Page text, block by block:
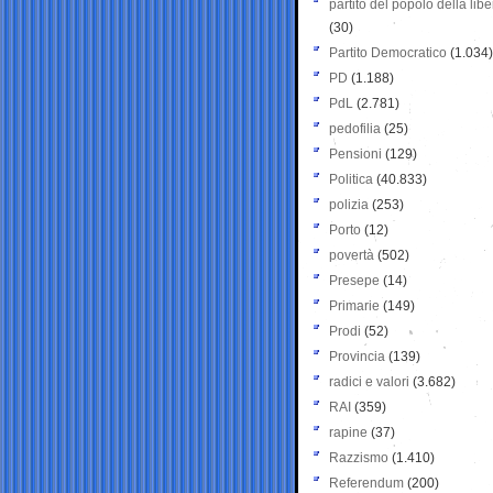
partito del popolo della
(30)
Partito Democratico (1.034)
PD (1.188)
PdL (2.781)
pedofilia (25)
Pensioni (129)
Politica (40.833)
polizia (253)
Porto (12)
povertà (502)
Presepe (14)
Primarie (149)
Prodi (52)
Provincia (139)
radici e valori (3.682)
RAI (359)
rapine (37)
Razzismo (1.410)
Referendum (200)